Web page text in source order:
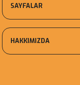
SAYFALAR
HAKKIMIZDA